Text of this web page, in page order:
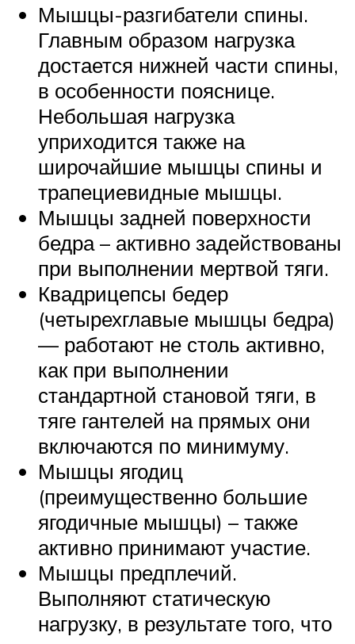
Мышцы-разгибатели спины.
Главным образом нагрузка
достается нижней части спины,
в особенности пояснице.
Небольшая нагрузка
уприходится также на
широчайшие мышцы спины и
трапециевидные мышцы.
Мышцы задней поверхности
бедра – активно задействованы
при выполнении мертвой тяги.
Квадрицепсы бедер
(четырехглавые мышцы бедра)
— работают не столь активно,
как при выполнении
стандартной становой тяги, в
тяге гантелей на прямых они
включаются по минимуму.
Мышцы ягодиц
(преимущественно большие
ягодичные мышцы) – также
активно принимают участие.
Мышцы предплечий.
Выполняют статическую
нагрузку, в результате того, что